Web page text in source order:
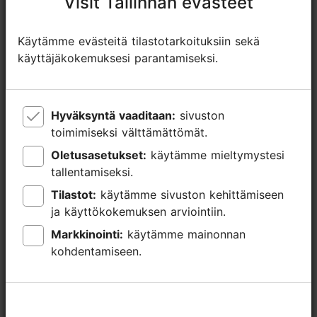
Käytämme evästeitä tilastotarkoituksiin sekä
käyttäjäkokemuksesi parantamiseksi.
Hyväksyntä vaaditaan:
toimimiseksi välttämättömät.
Oletusasetukset:
tallentamiseksi.
Tilastot:
ja käyttökokemuksen arviointiin.
Markkinointi:
kohdentamiseen.
Käytämme evästeitä tilastotarkoituksiin sekä
käyttäjäkokemuksesi parantamiseksi.
Hyväksyntä vaaditaan:
toimimiseksi välttämättömät.
Oletusasetukset:
tallentamiseksi.
Tilastot:
ja käyttökokemuksen arviointiin.
Markkinointi:
kohdentamiseen.